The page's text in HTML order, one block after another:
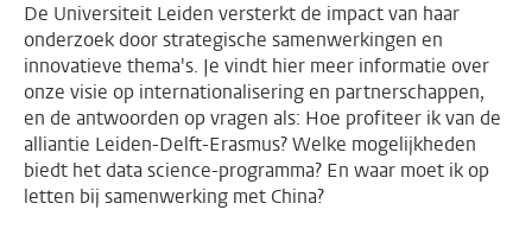
De Universiteit Leiden versterkt de impact van haar
onderzoek door strategische samenwerkingen en
innovatieve thema's. Je vindt hier meer informatie over
onze visie op internationalisering en partnerschappen,
en de antwoorden op vragen als: Hoe profiteer ik van de
alliantie Leiden-Delft-Erasmus? Welke mogelijkheden
biedt het data science-programma? En waar moet ik op
letten bij samenwerking met China?